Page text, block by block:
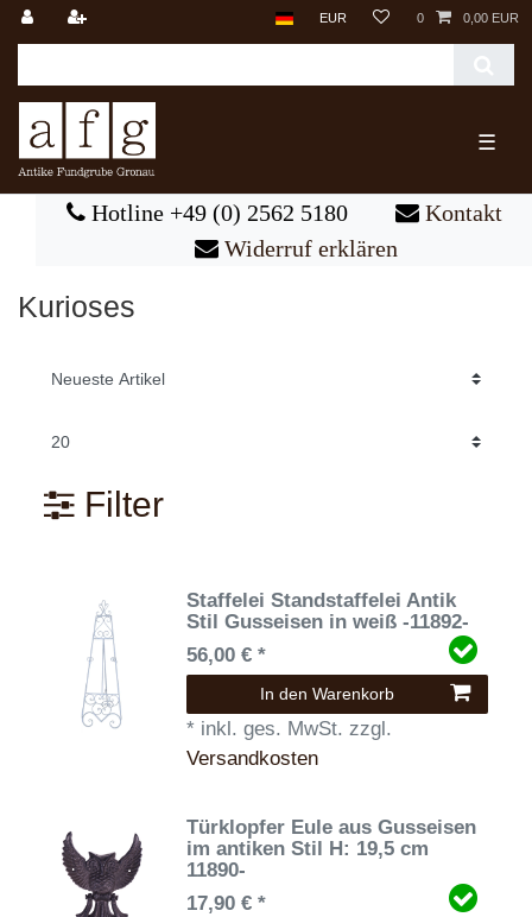
EUR 0 0,00 EUR
☰
Hotline +49 (0) 2562 5180
Kontakt
Widerruf erklären
Kurioses
Filter
Staffelei Standstaffelei Antik
Stil Gusseisen in weiß -11892-
56,00 € *
In den Warenkorb
* inkl. ges. MwSt. zzgl.
Versandkosten
Türklopfer Eule aus Gusseisen
im antiken Stil H: 19,5 cm
11890-
17,90 € *